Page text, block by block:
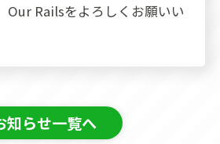
Our Railsをよろしくお願いい
知らせ一覧へ